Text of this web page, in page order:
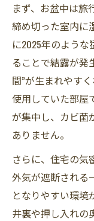
まず、お盆中は旅
締め切った室内に
に2025年のよう
ることで結露が発
間”が生まれやす
使用していた部屋
が集中し、カビ菌
ありません。
さらに、住宅の気
外気が遮断される
となりやすい環境
井裏や押し入れの